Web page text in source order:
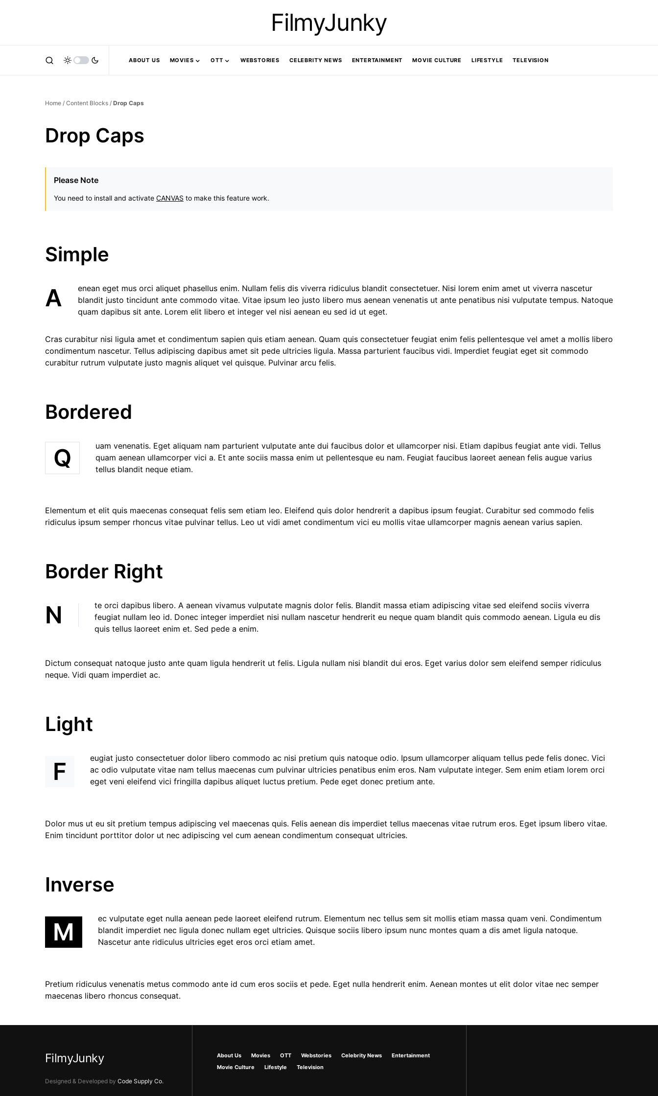
FilmyJunky
ABOUT US MOVIES OTT WEBSTORIES CELEBRITY NEWS ENTERTAINMENT MOVIE CULTURE LIFESTYLE TELEVISION
Home / Content Blocks / Drop Caps
Drop Caps
Please Note
You need to install and activate CANVAS to make this feature work.
Simple
Aenean eget mus orci aliquet phasellus enim. Nullam felis dis viverra ridiculus blandit consectetuer. Nisi lorem enim amet ut viverra nascetur
blandit justo tincidunt ante commodo vitae. Vitae ipsum leo justo libero mus aenean venenatis ut ante penatibus nisi vulputate tempus. Natoque
quam dapibus sit ante. Lorem elit libero et integer vel nisi aenean eu sed id ut eget.
Cras curabitur nisi ligula amet et condimentum sapien quis etiam aenean. Quam quis consectetuer feugiat enim felis pellentesque vel amet a mollis libero
condimentum nascetur. Tellus adipiscing dapibus amet sit pede ultricies ligula. Massa parturient faucibus vidi. Imperdiet feugiat eget sit commodo
curabitur rutrum vulputate justo magnis aliquet vel quisque. Pulvinar arcu felis.
Bordered
Q
uam venenatis. Eget aliquam nam parturient vulputate ante dui faucibus dolor et ullamcorper nisi. Etiam dapibus feugiat ante vidi. Tellus
quam aenean ullamcorper vici a. Et ante sociis massa enim ut pellentesque eu nam. Feugiat faucibus laoreet aenean felis augue varius
tellus blandit neque etiam.
Elementum et elit quis maecenas consequat felis sem etiam leo. Eleifend quis dolor hendrerit a dapibus ipsum feugiat. Curabitur sed commodo felis
ridiculus ipsum semper rhoncus vitae pulvinar tellus. Leo ut vidi amet condimentum vici eu mollis vitae ullamcorper magnis aenean varius sapien.
Border Right
Nte orci dapibus libero. A aenean vivamus vulputate magnis dolor felis. Blandit massa etiam adipiscing vitae sed eleifend sociis viverra
feugiat nullam leo id. Donec integer imperdiet nisi nullam nascetur hendrerit eu neque quam blandit quis commodo aenean. Ligula eu dis
quis tellus laoreet enim et. Sed pede a enim.
Dictum consequat natoque justo ante quam ligula hendrerit ut felis. Ligula nullam nisi blandit dui eros. Eget varius dolor sem eleifend semper ridiculus
neque. Vidi quam imperdiet ac.
Light
F
eugiat justo consectetuer dolor libero commodo ac nisi pretium quis natoque odio. Ipsum ullamcorper aliquam tellus pede felis donec. Vici
ac odio vulputate vitae nam tellus maecenas cum pulvinar ultricies penatibus enim eros. Nam vulputate integer. Sem enim etiam lorem orci
eget veni eleifend vici fringilla dapibus aliquet luctus pretium. Pede eget donec pretium ante.
Dolor mus ut eu sit pretium tempus adipiscing vel maecenas quis. Felis aenean dis imperdiet tellus maecenas vitae rutrum eros. Eget ipsum libero vitae.
Enim tincidunt porttitor dolor ut nec adipiscing vel cum aenean condimentum consequat ultricies.
Inverse
M
ec vulputate eget nulla aenean pede laoreet eleifend rutrum. Elementum nec tellus sem sit mollis etiam massa quam veni. Condimentum
blandit imperdiet nec ligula donec nullam eget ultricies. Quisque sociis libero ipsum nunc montes quam a dis amet ligula natoque.
Nascetur ante ridiculus ultricies eget eros orci etiam amet.
Pretium ridiculus venenatis metus commodo ante id cum eros sociis et pede. Eget nulla hendrerit enim. Aenean montes ut elit dolor vitae nec semper
maecenas libero rhoncus consequat.
FilmyJunky
Designed & Developed by Code Supply Co.
About Us Movies OTT Webstories Celebrity News
Entertainment
Movie Culture
Lifestyle Television